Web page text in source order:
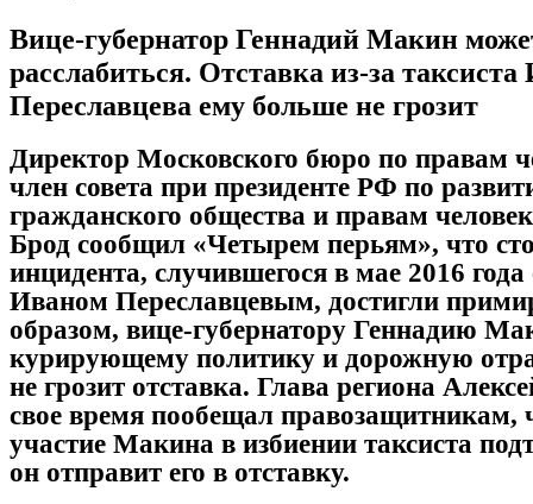
Вице-губернатор Геннадий Макин
расслабиться. Отставка из-за
Переславцева ему больше не грозит
Директор Московского бюро по правам
член совета при президенте РФ по
гражданского общества и правам
Брод сообщил «Четырем перьям», что
инцидента, случившегося в мае 2016 года
Иваном Переславцевым, достигли
образом, вице-губернатору Геннадию
курирующему политику и дорожную
не грозит отставка. Глава региона
свое время пообещал правозащитникам,
участие Макина в избиении таксиста
он отправит его в отставку.